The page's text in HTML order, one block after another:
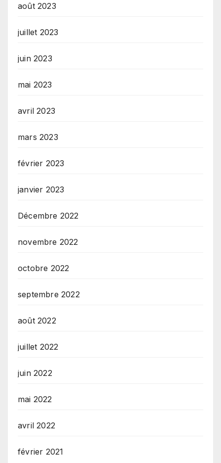
août 2023
juillet 2023
juin 2023
mai 2023
avril 2023
mars 2023
février 2023
janvier 2023
Décembre 2022
novembre 2022
octobre 2022
septembre 2022
août 2022
juillet 2022
juin 2022
mai 2022
avril 2022
février 2021